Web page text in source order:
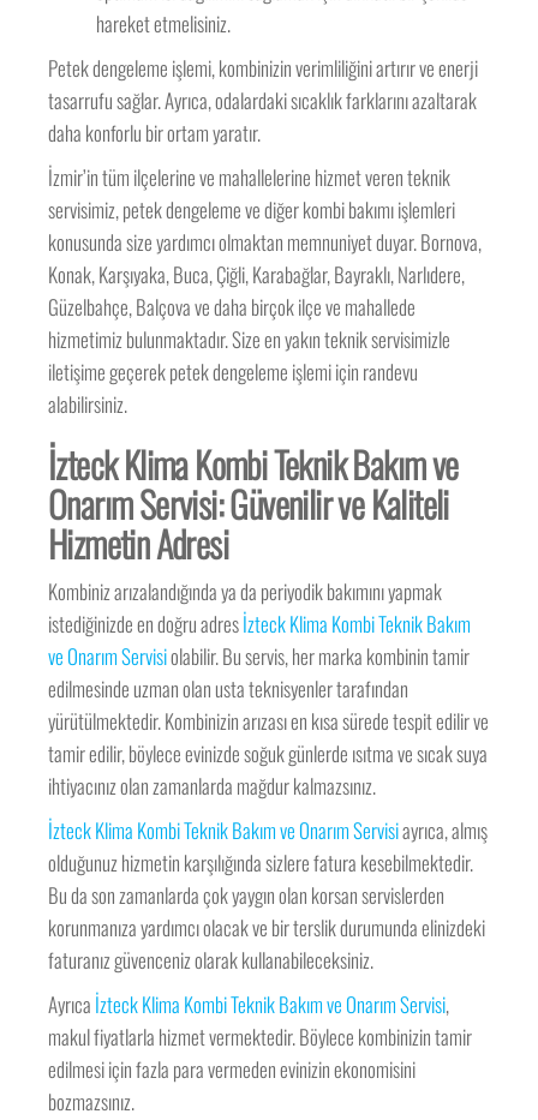
hareket etmelisiniz.
Petek dengeleme işlemi, kombinizin verimliliğini artırır ve enerji
tasarrufu sağlar. Ayrıca, odalardaki sıcaklık farklarını azaltarak
daha konforlu bir ortam yaratır.
İzmir’in tüm ilçelerine ve mahallelerine hizmet veren teknik
servisimiz, petek dengeleme ve diğer kombi bakımı işlemleri
konusunda size yardımcı olmaktan memnuniyet duyar. Bornova,
Konak, Karşıyaka, Buca, Çiğli, Karabağlar, Bayraklı, Narlıdere,
Güzelbahçe, Balçova ve daha birçok ilçe ve mahallede
hizmetimiz bulunmaktadır. Size en yakın teknik servisimizle
iletişime geçerek petek dengeleme işlemi için randevu
alabilirsiniz.
İzteck Klima Kombi Teknik Bakım ve
Onarım Servisi: Güvenilir ve Kaliteli
Hizmetin Adresi
Kombiniz arızalandığında ya da periyodik bakımını yapmak
istediğinizde en doğru adresİzteck Klima Kombi Teknik Bakım
ve Onarım Servisiolabilir. Bu servis, her marka kombinin tamir
edilmesinde uzman olan usta teknisyenler tarafından
yürütülmektedir. Kombinizin arızası en kısa sürede tespit edilir ve
tamir edilir, böylece evinizde soğuk günlerde ısıtma ve sıcak suya
ihtiyacınız olan zamanlarda mağdur kalmazsınız.
İzteck Klima Kombi Teknik Bakım ve Onarım Servisiayrıca, almış
olduğunuz hizmetin karşılığında sizlere fatura kesebilmektedir.
Bu da son zamanlarda çok yaygın olan korsan servislerden
korunmanıza yardımcı olacak ve bir terslik durumunda elinizdeki
faturanız güvenceniz olarak kullanabileceksiniz.
Ayrıca İzteck Klima Kombi Teknik Bakım ve Onarım Servisi,
makul fiyatlarla hizmet vermektedir. Böylece kombinizin tamir
edilmesi için fazla para vermeden evinizin ekonomisini
bozmazsınız.